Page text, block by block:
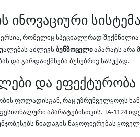
ინოვაციური სისტემა
ვერსია, რომელიც სპეციალურად
აძლევს ბენზოცელიაპარატს არა
და გარდაიქმნება ბუნებრივ სასუქად.
და ეფექტურობა
ფოლადისგან, რაც უზრუნველყოფს
აპარატებისთვის. TA-1124
ნიადაგის ნაყოფიერებას